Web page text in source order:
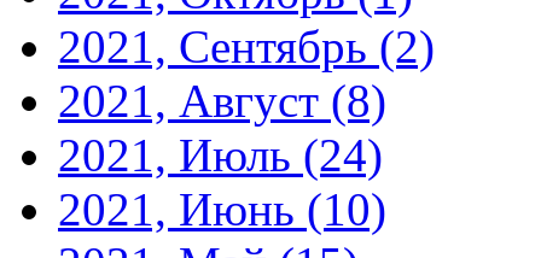
2021, Сентябрь (2)
2021, Август (8)
2021, Июль (24)
2021, Июнь (10)